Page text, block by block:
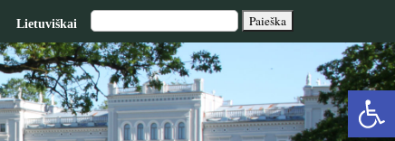
Lietuviškai